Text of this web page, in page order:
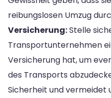
reibungslosen Umzug
Versicherung:Stelle
Transportunternehmen
Versicherung hat, um
des Transports
Sicherheit und vermeidet